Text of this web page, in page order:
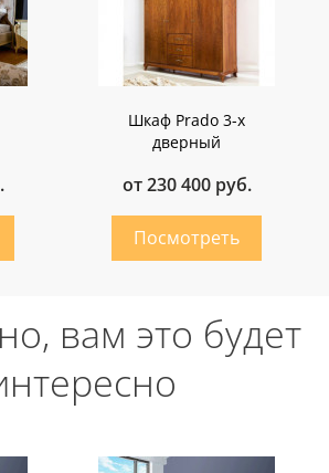
Шкаф Prado 3-х
дверный
от 230 400 руб.
вам это будет